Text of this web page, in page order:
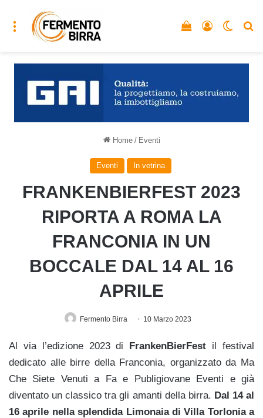
Menu Accedi
Vedi il carrello
Home / Eventi
Eventi In vetrina
FRANKENBIERFEST 2023
RIPORTA A ROMA LA
FRANCONIA IN UN
BOCCALE DAL 14 AL 16
APRILE
Fermento Birra 10 Marzo 2023
Al via l’edizione 2023 di FrankenBierFest il festival
dedicato alle birre della Franconia, organizzato da Ma
Che Siete Venuti a Fa e Publigiovane Eventi e già
diventato un classico tra gli amanti della birra. Dal 14 al
16 aprile nella splendida Limonaia di Villa Torlonia a